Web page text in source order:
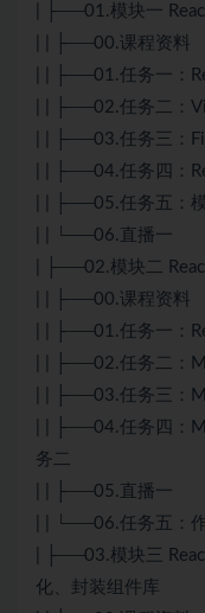
| ├──01.模块一
| | ├──00.课程资料
| | ├──01.任务一：
| | ├──02.任务二：
| | ├──03.任务三：
| | ├──04.任务四：
| | ├──05.任务五：
| | └──06.直播一
| ├──02.模块二
| | ├──00.课程资料
| | ├──01.任务一：
| | ├──02.任务二：
| | ├──03.任务三：
| | ├──04.任务四：
务二
| | ├──05.直播一
| | └──06.任务五：
| ├──03.模块三
化、封装组件库